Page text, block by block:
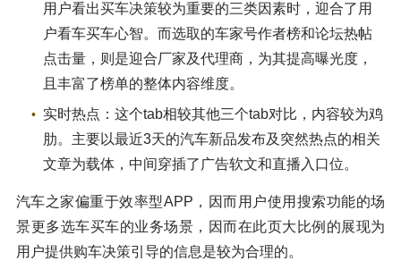
用户看出买车决策较为重要的三类因素时，迎合了用
户看车买车心智。而选取的车家号作者榜和论坛热帖
点击量，则是迎合厂家及代理商，为其提高曝光度，
且丰富了榜单的整体内容维度。
实时热点：这个tab相较其他三个tab对比，内容较为鸡
肋。主要以最近3天的汽车新品发布及突然热点的相关
文章为载体，中间穿插了广告软文和直播入口位。
汽车之家偏重于效率型APP，因而用户使用搜索功能的场
景更多选车买车的业务场景，因而在此页大比例的展现为
用户提供购车决策引导的信息是较为合理的。